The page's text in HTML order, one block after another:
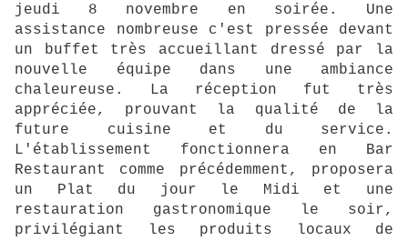
jeudi 8 novembre en soirée. Une
assistance nombreuse c'est pressée devant
un buffet très accueillant dressé par la
nouvelle équipe dans une ambiance
chaleureuse. La réception fut très
appréciée, prouvant la qualité de la
future cuisine et du service.
L'établissement fonctionnera en Bar
Restaurant comme précédemment, proposera
un Plat du jour le Midi et une
restauration gastronomique le soir,
privilégiant les produits locaux de